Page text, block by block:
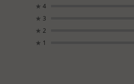
★ 4
★ 3
★ 2
★ 1